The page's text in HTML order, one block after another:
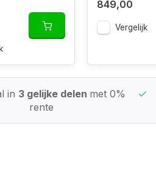
849,00
Vergelijk
in 3 gelijke delen met 0%
rente